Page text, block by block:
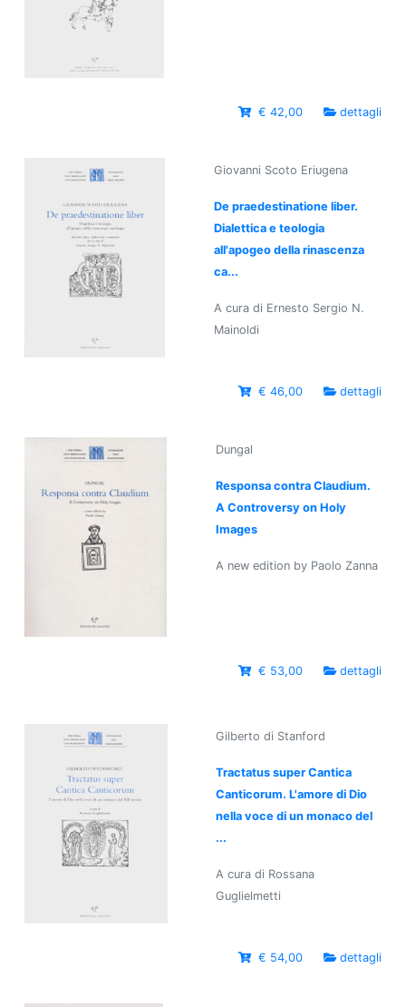
€ 42,00 dettagli
Giovanni Scoto Eriugena
De praedestinatione liber.
Dialettica e teologia
all'apogeo della rinascenza
ca...
A cura di Ernesto Sergio N.
Mainoldi
€ 46,00 dettagli
Dungal
Responsa contra Claudium.
A Controversy on Holy
Images
A new edition by Paolo Zanna
€ 53,00 dettagli
Gilberto di Stanford
Tractatus super Cantica
Canticorum. L'amore di Dio
nella voce di un monaco del
...
A cura di Rossana
Guglielmetti
€ 54,00 dettagli